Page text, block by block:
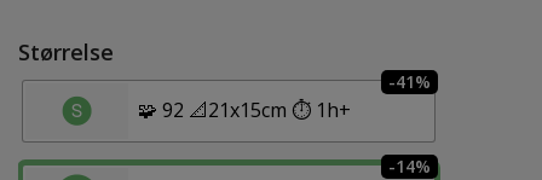
Størrelse
-41%
🧩 92 📐21x15cm ⏱️ 1h+
-14%